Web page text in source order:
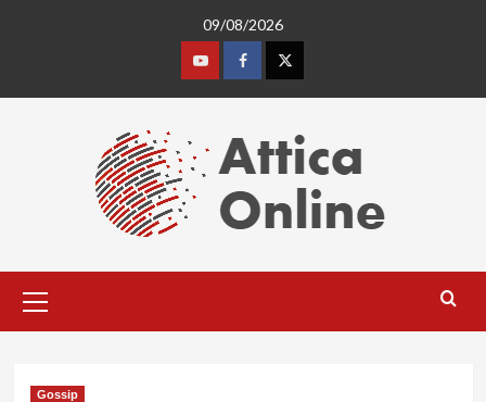
09/08/2026
YoutubeFacebookTwitter
Menu
Gossip